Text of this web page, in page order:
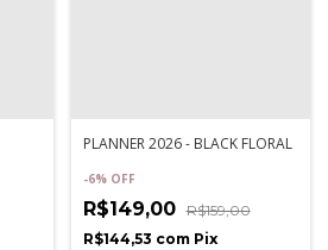
PLANNER 2026 - BLACK FLORAL
-6% OFF
R$149,00 R$159,00
R$144,53 com Pix